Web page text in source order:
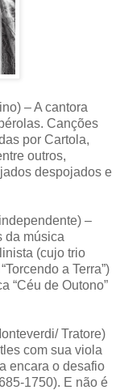
– A cantora
Canções
por Cartola,
outros,
despojados e
–
da música
(cujo trio
a Terra”)
“Céu de Outono”
Tratore)
com sua viola
encara o desafio
1750). E não é